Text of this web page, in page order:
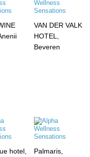
VAN DER VALK
HOTEL,
Beveren
hotel,
Palmaris,